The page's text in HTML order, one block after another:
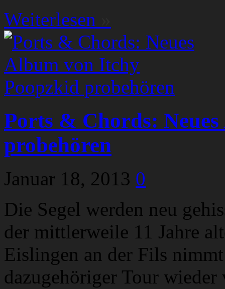
Weiterlesen
Ports & Chords:
probehören
Januar 18, 2013 0
Die Segel werden neu
der mittlerweile 11 Jahre
Eislingen an der Fils
dazugehöriger Tour